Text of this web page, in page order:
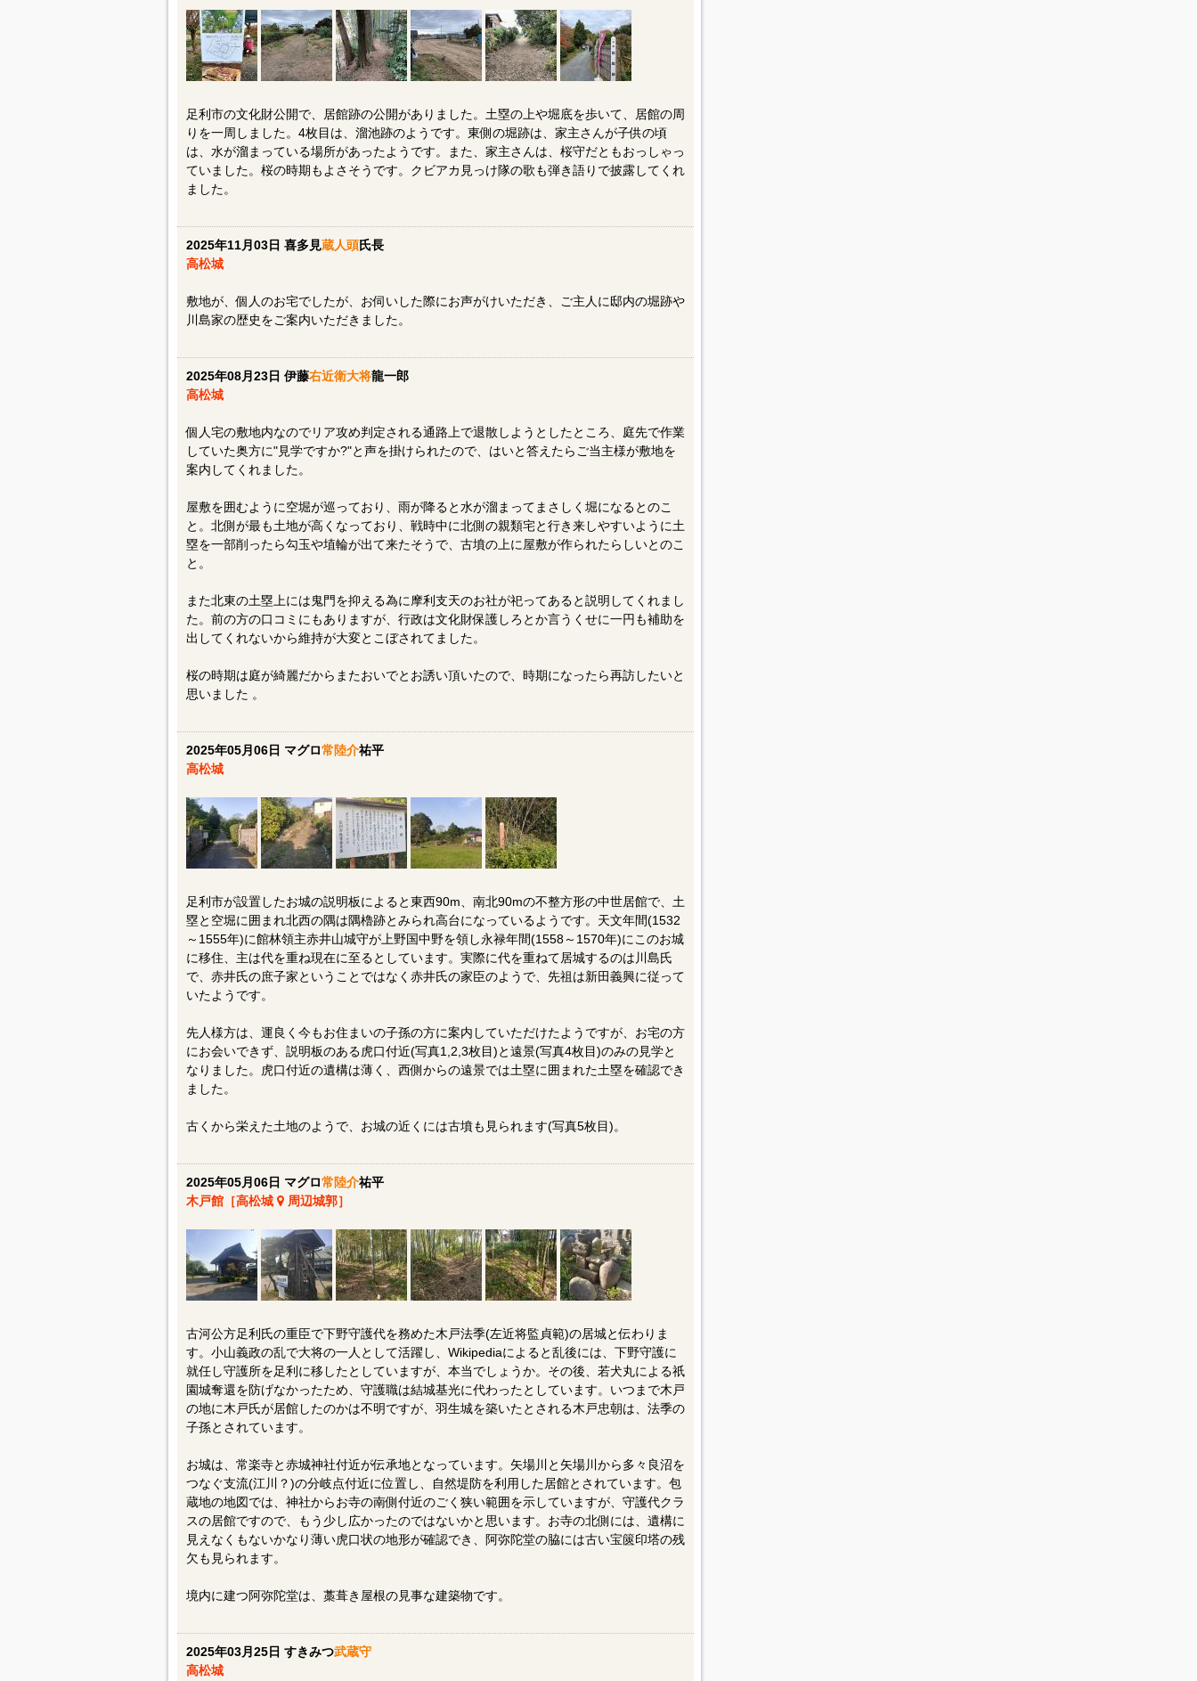
足利市の文化財公開で、居館跡の公開がありました。土塁の上や堀底を歩いて、居館の周
りを一周しました。4枚目は、溜池跡のようです。東側の堀跡は、家主さんが子供の頃
は、水が溜まっている場所があったようです。また、家主さんは、桜守だともおっしゃっ
ていました。桜の時期もよさそうです。クビアカ見っけ隊の歌も弾き語りで披露してくれ
ました。
2025年11月03日 喜多見蔵人頭氏長
高松城
敷地が、個人のお宅でしたが、お伺いした際にお声がけいただき、ご主人に邸内の堀跡や
川島家の歴史をご案内いただきました。
2025年08月23日 伊藤右近衛大将龍一郎
高松城
個人宅の敷地内なのでリア攻め判定される通路上で退散しようとしたところ、庭先で作業
していた奥方に"見学ですか?"と声を掛けられたので、はいと答えたらご当主様が敷地を
案内してくれました。
屋敷を囲むように空堀が巡っており、雨が降ると水が溜まってまさしく堀になるとのこ
と。北側が最も土地が高くなっており、戦時中に北側の親類宅と行き来しやすいように土
塁を一部削ったら勾玉や埴輪が出て来たそうで、古墳の上に屋敷が作られたらしいとのこ
と。
また北東の土塁上には鬼門を抑える為に摩利支天のお社が祀ってあると説明してくれまし
た。前の方の口コミにもありますが、行政は文化財保護しろとか言うくせに一円も補助を
出してくれないから維持が大変とこぼされてました。
桜の時期は庭が綺麗だからまたおいでとお誘い頂いたので、時期になったら再訪したいと
思いました 。
2025年05月06日 マグロ常陸介祐平
高松城
足利市が設置したお城の説明板によると東西90m、南北90mの不整方形の中世居館で、土
塁と空堀に囲まれ北西の隅は隅櫓跡とみられ高台になっているようです。天文年間(1532
～1555年)に館林領主赤井山城守が上野国中野を領し永禄年間(1558～1570年)にこのお城
に移住、主は代を重ね現在に至るとしています。実際に代を重ねて居城するのは川島氏
で、赤井氏の庶子家ということではなく赤井氏の家臣のようで、先祖は新田義興に従って
いたようです。
先人様方は、運良く今もお住まいの子孫の方に案内していただけたようですが、お宅の方
にお会いできず、説明板のある虎口付近(写真1,2,3枚目)と遠景(写真4枚目)のみの見学と
なりました。虎口付近の遺構は薄く、西側からの遠景では土塁に囲まれた土塁を確認でき
ました。
古くから栄えた土地のようで、お城の近くには古墳も見られます(写真5枚目)。
2025年05月06日 マグロ常陸介祐平
木戸館［高松城
周辺城郭］
古河公方足利氏の重臣で下野守護代を務めた木戸法季(左近将監貞範)の居城と伝わりま
す。小山義政の乱で大将の一人として活躍し、Wikipediaによると乱後には、下野守護に
就任し守護所を足利に移したとしていますが、本当でしょうか。その後、若犬丸による祇
園城奪還を防げなかったため、守護職は結城基光に代わったとしています。いつまで木戸
の地に木戸氏が居館したのかは不明ですが、羽生城を築いたとされる木戸忠朝は、法季の
子孫とされています。
お城は、常楽寺と赤城神社付近が伝承地となっています。矢場川と矢場川から多々良沼を
つなぐ支流(江川？)の分岐点付近に位置し、自然堤防を利用した居館とされています。包
蔵地の地図では、神社からお寺の南側付近のごく狭い範囲を示していますが、守護代クラ
スの居館ですので、もう少し広かったのではないかと思います。お寺の北側には、遺構に
見えなくもないかなり薄い虎口状の地形が確認でき、阿弥陀堂の脇には古い宝篋印塔の残
欠も見られます。
境内に建つ阿弥陀堂は、藁葺き屋根の見事な建築物です。
2025年03月25日 すきみつ武蔵守
高松城